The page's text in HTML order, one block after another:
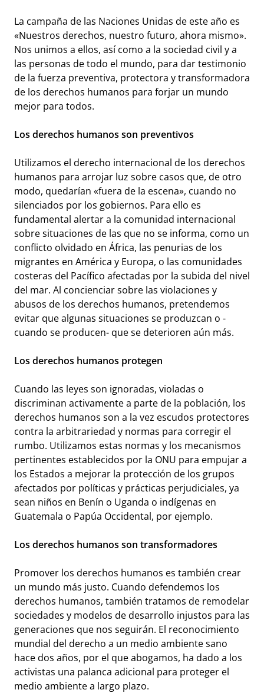
La campaña de las Naciones Unidas de este año es
«Nuestros derechos, nuestro futuro, ahora mismo».
Nos unimos a ellos, así como a la sociedad civil y a
las personas de todo el mundo, para dar testimonio
de la fuerza preventiva, protectora y transformadora
de los derechos humanos para forjar un mundo
mejor para todos.
Los derechos humanos son preventivos
Utilizamos el derecho internacional de los derechos
humanos para arrojar luz sobre casos que, de otro
modo, quedarían «fuera de la escena», cuando no
silenciados por los gobiernos. Para ello es
fundamental alertar a la comunidad internacional
sobre situaciones de las que no se informa, como un
conflicto olvidado en África, las penurias de los
migrantes en América y Europa, o las comunidades
costeras del Pacífico afectadas por la subida del nivel
del mar. Al concienciar sobre las violaciones y
abusos de los derechos humanos, pretendemos
evitar que algunas situaciones se produzcan o -
cuando se producen- que se deterioren aún más.
Los derechos humanos protegen
Cuando las leyes son ignoradas, violadas o
discriminan activamente a parte de la población, los
derechos humanos son a la vez escudos protectores
contra la arbitrariedad y normas para corregir el
rumbo. Utilizamos estas normas y los mecanismos
pertinentes establecidos por la ONU para empujar a
los Estados a mejorar la protección de los grupos
afectados por políticas y prácticas perjudiciales, ya
sean niños en Benín o Uganda o indígenas en
Guatemala o Papúa Occidental, por ejemplo.
Los derechos humanos son transformadores
Promover los derechos humanos es también crear
un mundo más justo. Cuando defendemos los
derechos humanos, también tratamos de remodelar
sociedades y modelos de desarrollo injustos para las
generaciones que nos seguirán. El reconocimiento
mundial del derecho a un medio ambiente sano
hace dos años, por el que abogamos, ha dado a los
activistas una palanca adicional para proteger el
medio ambiente a largo plazo.